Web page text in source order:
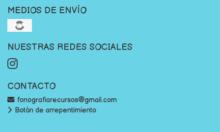
MEDIOS DE ENVÍO
NUESTRAS REDES SOCIALES
CONTACTO
fonografiarecursos@gmail.com
Botón de arrepentimiento